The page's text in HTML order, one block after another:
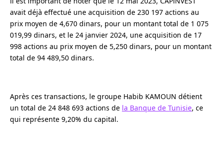
avait déjà effectué une acquisition de 230 197 actions au
prix moyen de 4,670 dinars, pour un montant total de 1 075
019,99 dinars, et le 24 janvier 2024, une acquisition de 17
998 actions au prix moyen de 5,250 dinars, pour un montant
total de 94 489,50 dinars.
Après ces transactions, le groupe Habib KAMOUN détient
un total de 24 848 693 actions de la Banque de Tunisie, ce
qui représente 9,20% du capital.